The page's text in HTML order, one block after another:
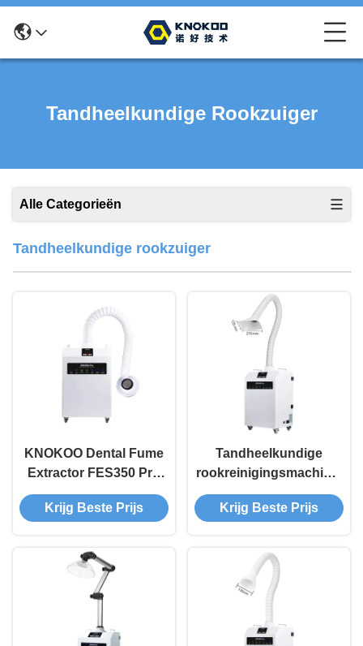
Tandheelkundige Rookzuiger
Alle Categorieën
Tandheelkundige rookzuiger
KNOKOO Dental Fume
Extractor FES350 Pro
met 460 m3/h
Luchtsnelheid 99,97%
Filterlagen voor
tandheelkundige
klinieken
Krijg Beste Prijs
Tandheelkundige
rookreinigingsmachine,
kleine draagbare
rookopwekkers
Krijg Beste Prijs